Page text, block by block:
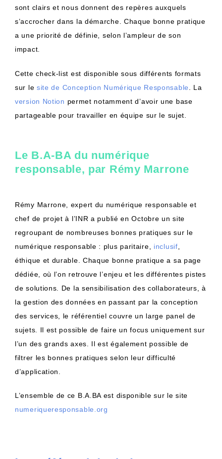
sont clairs et nous donnent des repères auxquels
s’accrocher dans la démarche. Chaque bonne pratique
a une priorité de définie, selon l’ampleur de son
impact.
Cette check-list est disponible sous différents formats
sur le site de Conception Numérique Responsable
. La
version Notion permet notamment d’avoir une base
partageable pour travailler en équipe sur le sujet.
Le B.A-BA du numérique
responsable, par Rémy Marrone
Rémy Marrone, expert du numérique responsable et
chef de projet à l’INR a publié en Octobre un site
regroupant de nombreuses bonnes pratiques sur le
numérique responsable : plus paritaire, inclusif
éthique et durable. Chaque bonne pratique a sa page
dédiée, où l’on retrouve l’enjeu et les différentes pistes
de solutions. De la sensibilisation des collaborateurs, à
la gestion des données en passant par la conception
des services, le référentiel couvre un large panel de
sujets. Il est possible de faire un focus uniquement sur
l’un des grands axes. Il est également possible de
filtrer les bonnes pratiques selon leur difficulté
d’application.
L’ensemble de ce B.A.BA est disponible sur le site
numeriqueresponsable.org